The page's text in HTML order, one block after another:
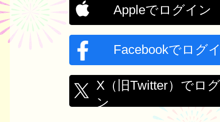
Appleでログイン
Facebookでログ
X（旧Twitter）でロ
ン